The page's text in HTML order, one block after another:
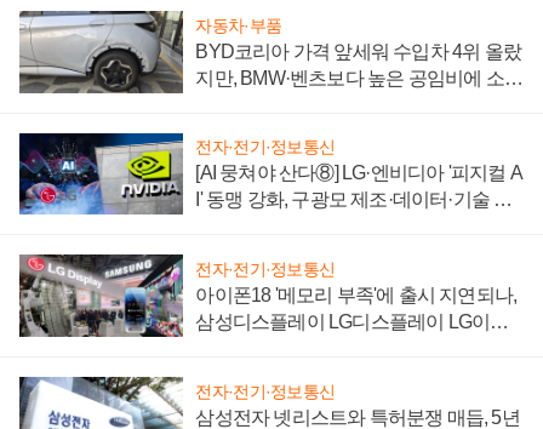
자동차·부품
BYD코리아 가격 앞세워 수입차 4위 올랐
지만, BMW·벤츠보다 높은 공임비에 소비
전자·전기·정보통신
[AI 뭉쳐야 산다⑧] LG·엔비디아 '피지컬 A
I' 동맹 강화, 구광모 제조·데이터·기술 결
전자·전기·정보통신
아이폰18 '메모리 부족'에 출시 지연되나,
삼성디스플레이 LG디스플레이 LG이노
전자·전기·정보통신
삼성전자 넷리스트와 특허분쟁 매듭, 5년